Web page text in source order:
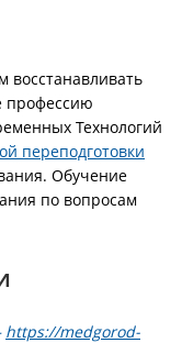
восстанавливать
профессию
Технологий
переподготовки
Обучение
по вопросам
https://medgorod-